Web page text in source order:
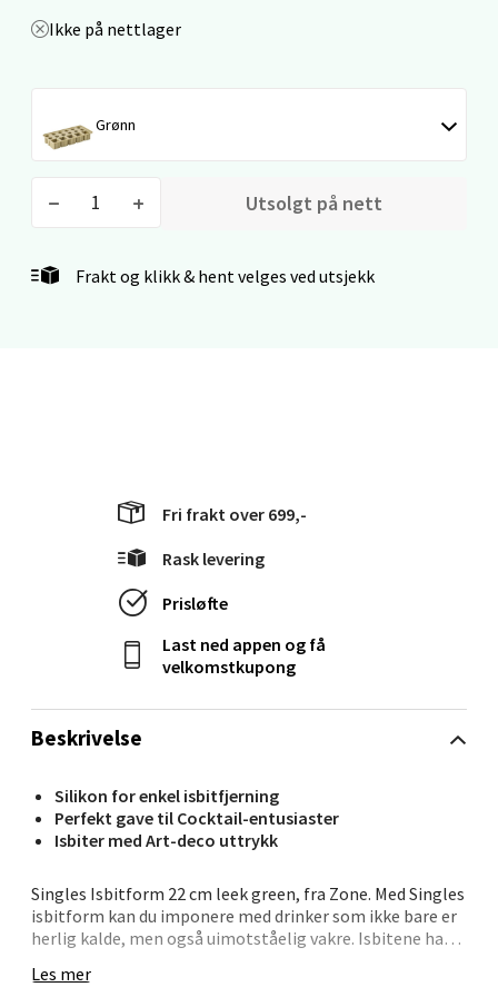
Ikke på nettlager
Grønn
Utsolgt på nett
Frakt og klikk & hent velges ved utsjekk
Beskrivelse
Silikon for enkel isbitfjerning
Perfekt gave til Cocktail-entusiaster
Isbiter med Art-deco uttrykk
Singles Isbitform 22 cm leek green, fra Zone. Med Singles
isbitform kan du imponere med drinker som ikke bare er
herlig kalde, men også uimotståelig vakre. Isbitene har
skarp og innbydende. Formen er laget av silikon, som
Les mer
Fri frakt over 699,-
Rask levering
Prisløfte
Last ned appen og få
velkomstkupong
Velg
0 i butikk
Oslo - Linderud
Erich Mogensøns vei 38, 0594 Oslo
0 i butikk
Bryne/Jæren - M44